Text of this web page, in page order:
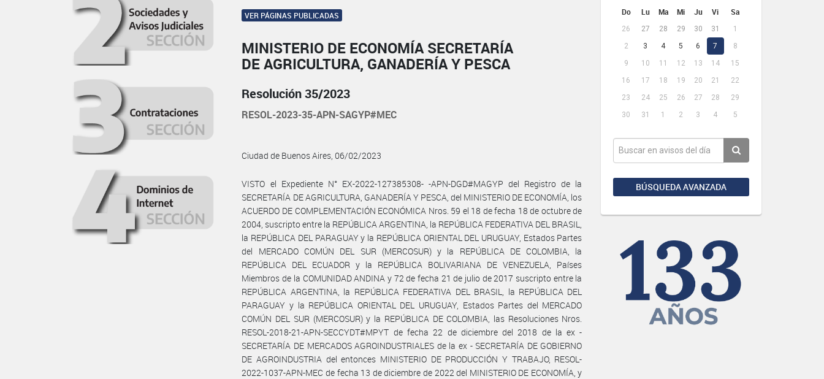
Do Lu Ma Mi Ju Vi Sa
26 27 28 29 30 31
1
2
3 4 5 6 7
8
9
10 11 12 13 14
15
16
17 18 19 20 21
22
23
24 25 26 27 28
29
30
31 1 2 3 4 5
BÚSQUEDA AVANZADA
VER PÁGINAS PUBLICADAS
MINISTERIO DE ECONOMÍA SECRETARÍA
DE AGRICULTURA, GANADERÍA Y PESCA
Resolución 35/2023
RESOL-2023-35-APN-SAGYP#MEC
Ciudad de Buenos Aires, 06/02/2023
VISTO el Expediente N° EX-2022-127385308- -APN-DGD#MAGYP del Registro de la
SECRETARÍA DE AGRICULTURA, GANADERÍA Y PESCA, del MINISTERIO DE ECONOMÍA, los
ACUERDO DE COMPLEMENTACIÓN ECONÓMICA Nros. 59 el 18 de fecha 18 de octubre de
2004, suscripto entre la REPÚBLICA ARGENTINA, la REPÚBLICA FEDERATIVA DEL BRASIL,
la REPÚBLICA DEL PARAGUAY y la REPÚBLICA ORIENTAL DEL URUGUAY, Estados Partes
del MERCADO COMÚN DEL SUR (MERCOSUR) y la REPÚBLICA DE COLOMBIA, la
REPÚBLICA DEL ECUADOR y la REPÚBLICA BOLIVARIANA DE VENEZUELA, Países
Miembros de la COMUNIDAD ANDINA y 72 de fecha 21 de julio de 2017 suscripto entre la
REPÚBLICA ARGENTINA, la REPÚBLICA FEDERATIVA DEL BRASIL, la REPÚBLICA DEL
PARAGUAY y la REPÚBLICA ORIENTAL DEL URUGUAY, Estados Partes del MERCADO
COMÚN DEL SUR (MERCOSUR) y la REPÚBLICA DE COLOMBIA, las Resoluciones Nros.
RESOL-2018-21-APN-SECCYDT#MPYT de fecha 22 de diciembre del 2018 de la ex -
SECRETARÍA DE MERCADOS AGROINDUSTRIALES de la ex - SECRETARÍA DE GOBIERNO
DE AGROINDUSTRIA del entonces MINISTERIO DE PRODUCCIÓN Y TRABAJO, RESOL-
2022-1037-APN-MEC de fecha 13 de diciembre de 2022 del MINISTERIO DE ECONOMÍA, y